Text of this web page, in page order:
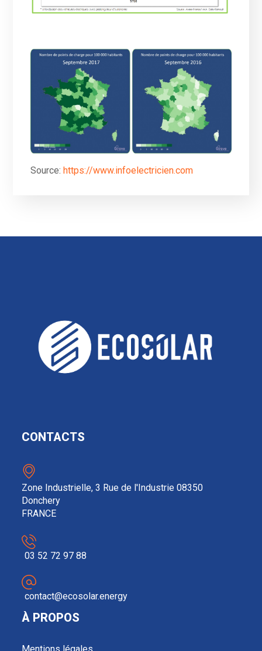
Source:https://www.infoelectricien.com
CONTACTS
Zone Industrielle, 3 Rue de l'Industrie 08350
Donchery
FRANCE
03 52 72 97 88
contact@ecosolar.energy
À PROPOS